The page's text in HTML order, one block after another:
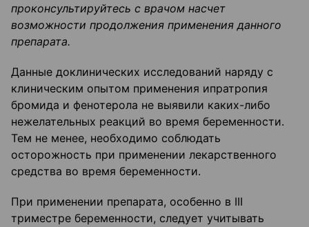
проконсультируйтесь с врачом насчет
возможности продолжения применения данного
препарата.
Данные доклинических исследований наряду с
клиническим опытом применения ипратропия
бромида и фенотерола не выявили каких-либо
нежелательных реакций во время беременности.
Тем не менее, необходимо соблюдать
осторожность при применении лекарственного
средства во время беременности.
При применении препарата, особенно в III
триместре беременности, следует учитывать